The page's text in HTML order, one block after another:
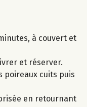
à couvert et
et réserver.
poireaux cuits puis
en retournant